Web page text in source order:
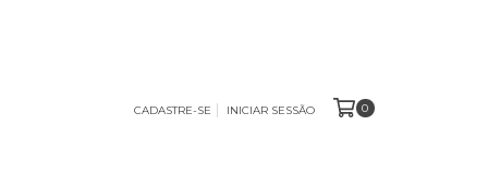
CADASTRE-SE INICIAR SESSÃO 0